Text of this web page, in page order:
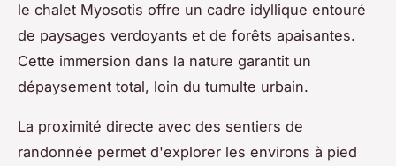
le chalet Myosotis offre un cadre idyllique entouré
de paysages verdoyants et de forêts apaisantes.
Cette immersion dans la nature garantit un
dépaysement total, loin du tumulte urbain.
La proximité directe avec des sentiers de
randonnée permet d'explorer les environs à pied